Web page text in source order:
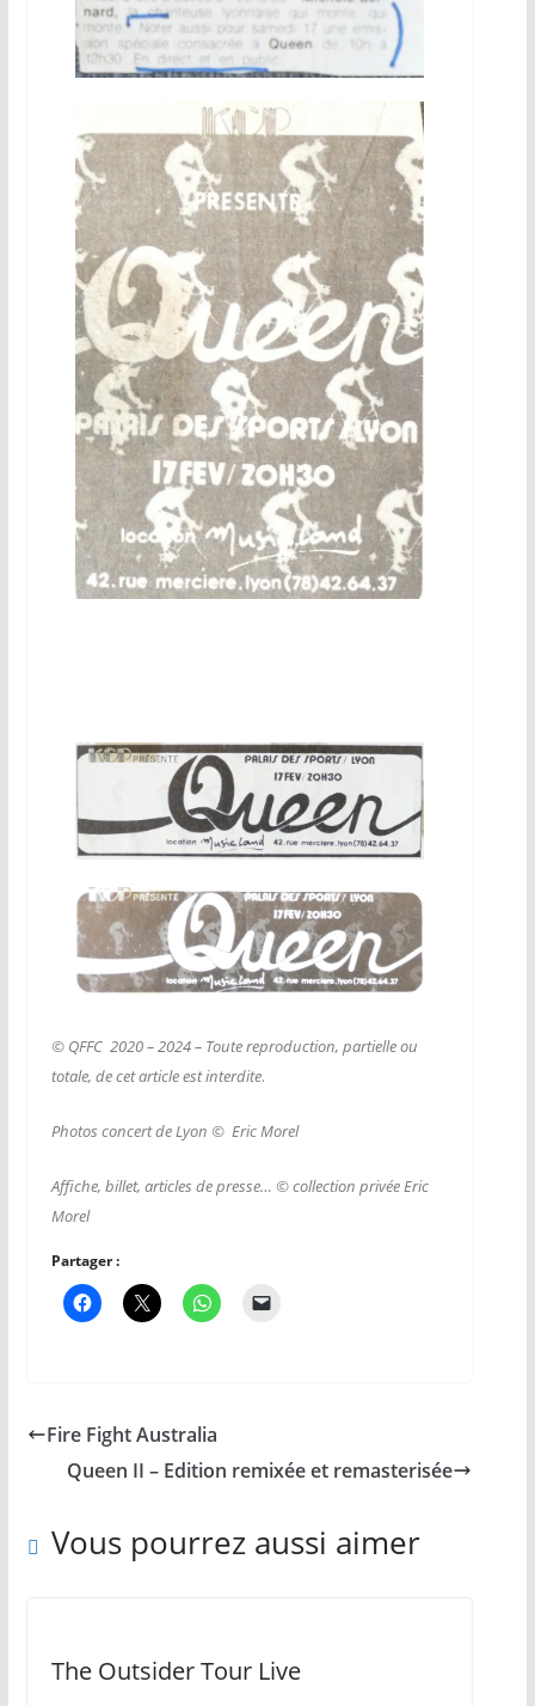
© QFFC 2020 – 2024 – Toute reproduction, partielle ou
totale, de cet article est interdite.
Photos concert de Lyon © Eric Morel
Affiche, billet, articles de presse… © collection privée Eric
Morel
Partager :
Fire Fight Australia
Queen II – Edition remixée et remasterisée
Vous pourrez aussi aimer
The Outsider Tour Live